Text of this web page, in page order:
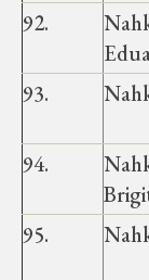
92.
93.
94.
95.